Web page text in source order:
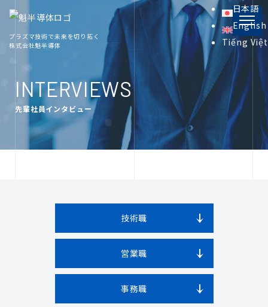
日本語
English
Tiếng Việt
プラズマ技術で未来を切り拓く
株式会社魁半導体
PRODUCT
INFORMATION
プラズマ関連資料
INTERVIEWS
先輩社員インタビュー
技術職
営業職
事務職